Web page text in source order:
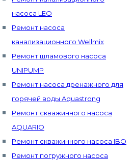
насоса LEO
Ремонт насоса
канализационного Wellmix
Ремонт шламового насоса
UNIPUMP
Ремонт насоса дренажного для
горячей воды Aquastrong
Ремонт скважинного насоса
AQUARIO
Ремонт скважинного насоса IBO
Ремонт погружного насоса